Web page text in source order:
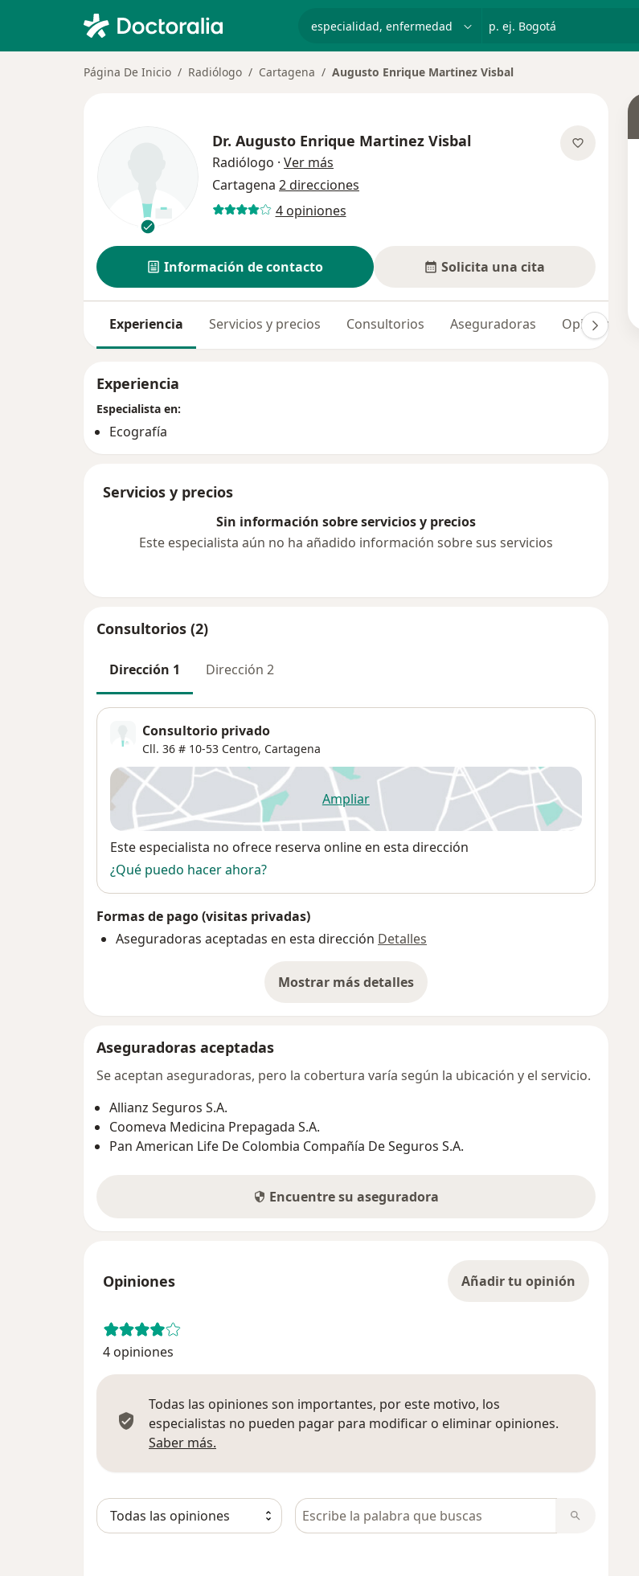
p. ej. Bogotá
Página De Inicio Radiólogo Cartagena Augusto Enrique Martinez Visbal
Dr. Augusto Enrique Martinez Visbal
Radiólogo · Ver más
Cartagena 2 direcciones
4 opiniones
Información de contacto Solicita una cita
Experiencia Servicios y precios Consultorios Aseguradoras Opiniones (4)
Experiencia
Especialista en:
Ecografía
Servicios y precios
Sin información sobre servicios y precios
Este especialista aún no ha añadido información sobre sus servicios
Consultorios (2)
Dirección 1 Dirección 2
Consultorio privado
Cll. 36 # 10-53 Centro, Cartagena
Ampliarse abre en una nueva pestaña
Disponibilidad
Este especialista no ofrece reserva online en esta dirección
¿Qué puedo hacer ahora?
Formas de pago (visitas privadas)
Aseguradoras aceptadas en esta dirección Detalles
Mostrar más detalles
sobre la dirección
Aseguradoras aceptadas
Se aceptan aseguradoras, pero la cobertura varía según la ubicación y el servicio.
Allianz Seguros S.A.
Coomeva Medicina Prepagada S.A.
Pan American Life De Colombia Compañía De Seguros S.A.
Encuentre su aseguradora
Opiniones Añadir tu opinión
4 opiniones
Todas las opiniones son importantes, por este motivo, los
especialistas no pueden pagar para modificar o eliminar opiniones.
Saber más.
Busca en opiniones